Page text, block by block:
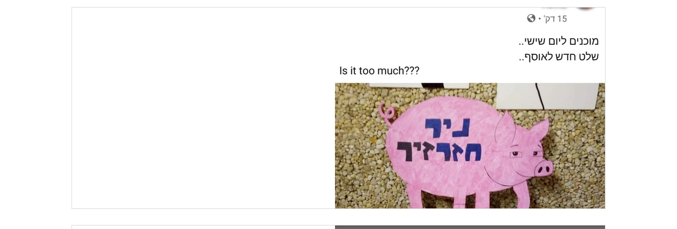
ההסתה שלהם מתוזמרת ומחושבת.
לפני שבועיים בהפגנה המארגנים צעקו לתוך מגפון: "תושבי ניר דוד! אתם
לא יהודים !". מחר הם מתכננים להגיע להפגנה עם שלטים בצורת חזירים.